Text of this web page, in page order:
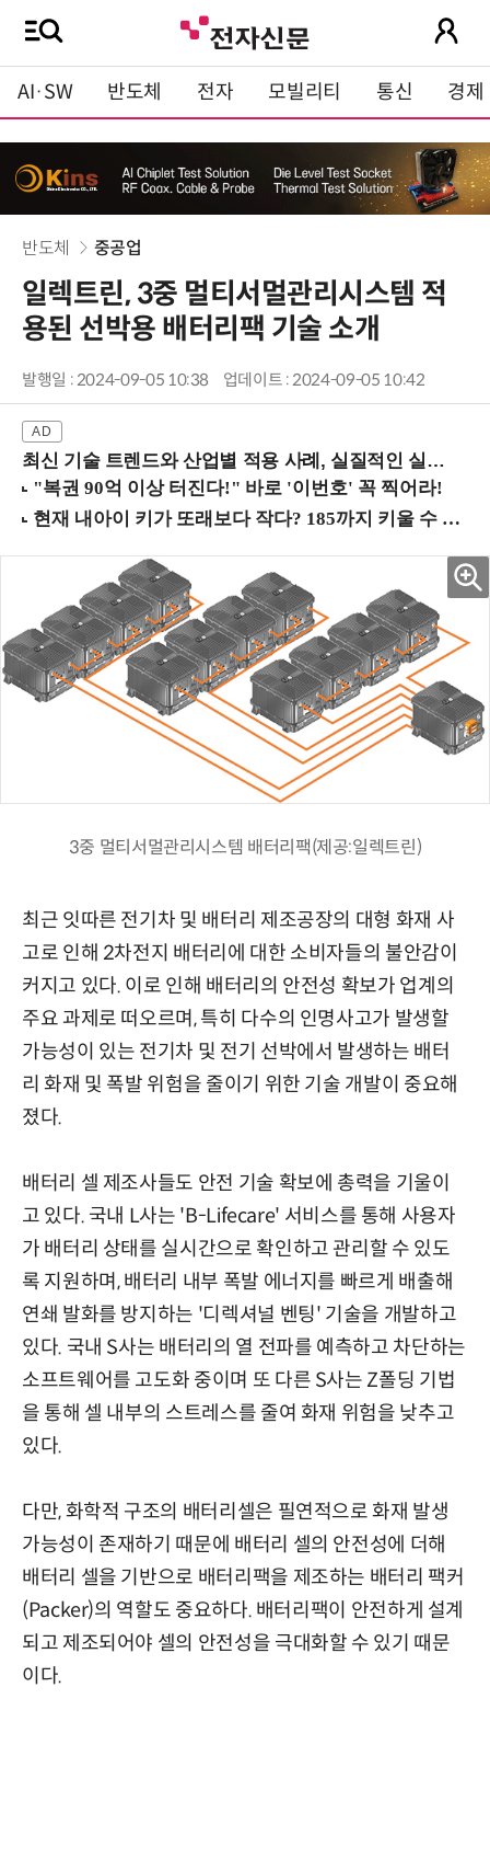
AI·SW 반도체 전자 모빌리티 통신 경제
반도체 중공업
일렉트린, 3중 멀티서멀관리시스템 적
용된 선박용 배터리팩 기술 소개
발행일 : 2024-09-05 10:38 업데이트 : 2024-09-05 10:42
최신 기술 트렌드와 산업별 적용 사례, 실질적인 실행 전략을 공유 (9/18 양재역)
3중 멀티서멀관리시스템 배터리팩(제공:일렉트린)
최근 잇따른 전기차 및 배터리 제조공장의 대형 화재 사
고로 인해 2차전지 배터리에 대한 소비자들의 불안감이
커지고 있다. 이로 인해 배터리의 안전성 확보가 업계의
주요 과제로 떠오르며, 특히 다수의 인명사고가 발생할
가능성이 있는 전기차 및 전기 선박에서 발생하는 배터
리 화재 및 폭발 위험을 줄이기 위한 기술 개발이 중요해
졌다.
배터리 셀 제조사들도 안전 기술 확보에 총력을 기울이
고 있다. 국내 L사는 'B-Lifecare' 서비스를 통해 사용자
가 배터리 상태를 실시간으로 확인하고 관리할 수 있도
록 지원하며, 배터리 내부 폭발 에너지를 빠르게 배출해
연쇄 발화를 방지하는 '디렉셔널 벤팅' 기술을 개발하고
있다. 국내 S사는 배터리의 열 전파를 예측하고 차단하는
소프트웨어를 고도화 중이며 또 다른 S사는 Z폴딩 기법
을 통해 셀 내부의 스트레스를 줄여 화재 위험을 낮추고
있다.
다만, 화학적 구조의 배터리셀은 필연적으로 화재 발생
가능성이 존재하기 때문에 배터리 셀의 안전성에 더해
배터리 셀을 기반으로 배터리팩을 제조하는 배터리 팩커
(Packer)의 역할도 중요하다. 배터리팩이 안전하게 설계
되고 제조되어야 셀의 안전성을 극대화할 수 있기 때문
이다.